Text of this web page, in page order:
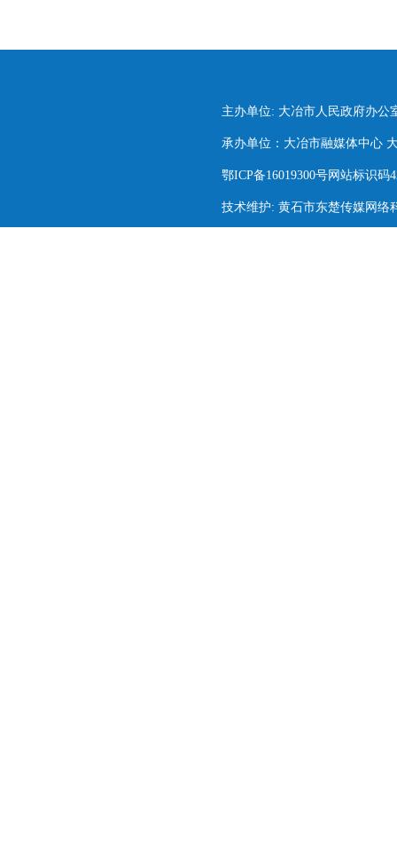
主办单位: 大冶市人民政府办公
承办单位：大冶市融媒体中心
鄂ICP备16019300号网站标识码
技术维护: 黄石市东楚传媒网络